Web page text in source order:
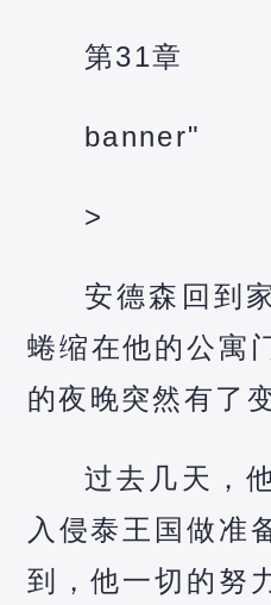
第31章
banner"
>
安德森回到
蜷缩在他的公
的夜晚突然有了
过去几天，
入侵泰王国做准
到，他一切的努